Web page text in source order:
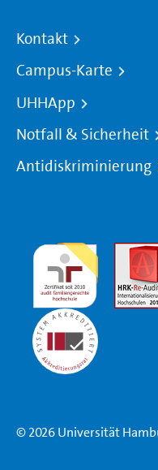
Kontakt
Campus-Karte
UHHApp
Notfall & Sicherheit
Antidiskriminierung
© 2026 Universität